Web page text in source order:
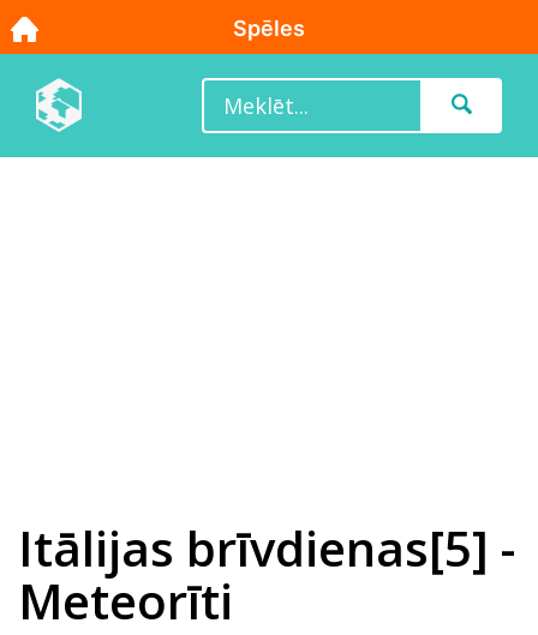
Itālijas brīvdienas[5] -
Meteorīti